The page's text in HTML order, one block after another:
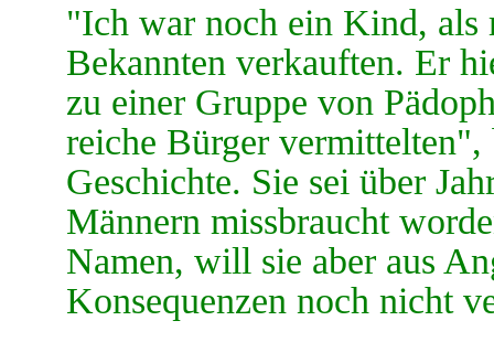
"Ich war noch ein Kind, als
Bekannten verkauften. Er
zu einer Gruppe von
reiche Bürger
Geschichte. Sie sei über
Männern missbraucht
Namen, will sie aber aus
Konsequenzen noch nicht